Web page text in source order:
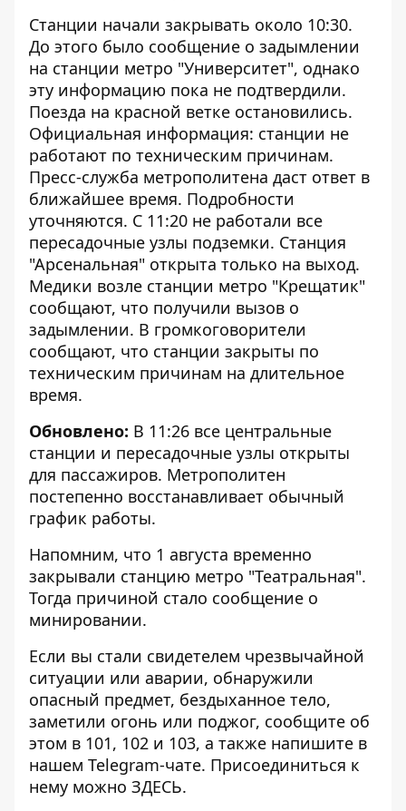
Станции начали закрывать около 10:30.
До этого было сообщение о задымлении
на станции метро "Университет", однако
эту информацию пока не подтвердили.
Поезда на красной ветке остановились.
Официальная информация: станции не
работают по техническим причинам.
Пресс-служба метрополитена даст ответ в
ближайшее время. Подробности
уточняются. С 11:20 не работали все
пересадочные узлы подземки. Станция
"Арсенальная" открыта только на выход.
Медики возле станции метро "Крещатик"
сообщают, что получили вызов о
задымлении. В громкоговорители
сообщают, что станции закрыты по
техническим причинам на длительное
время.
Обновлено: В 11:26 все центральные
станции и пересадочные узлы открыты
для пассажиров. Метрополитен
постепенно восстанавливает обычный
график работы.
Напомним, что 1 августа временно
закрывали станцию метро "Театральная".
Тогда причиной стало сообщение о
минировании.
Если вы стали свидетелем чрезвычайной
ситуации или аварии, обнаружили
опасный предмет, бездыханное тело,
заметили огонь или поджог, сообщите об
этом в 101, 102 и 103, а также напишите в
нашем Telegram-чате. Присоединиться к
нему можно ЗДЕСЬ.